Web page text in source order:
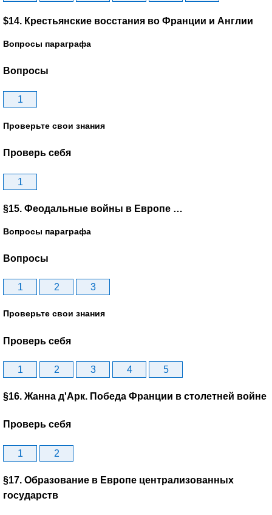
$14. Крестьянские восстания во Франции и Англии
Вопросы параграфа
Вопросы
1
Проверьте свои знания
Проверь себя
1
§15. Феодальные войны в Европе …
Вопросы параграфа
Вопросы
1 2 3
Проверьте свои знания
Проверь себя
1 2 3 4 5
§16. Жанна д'Арк. Победа Франции в столетней войне
Проверь себя
1 2
§17. Образование в Европе централизованных
государств